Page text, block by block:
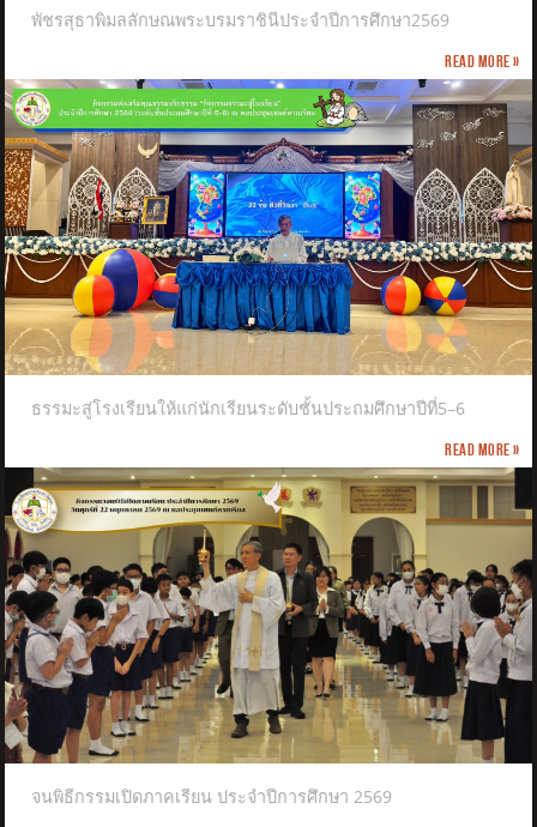
พัชรสุธาพิมลลักษณพระบรมราชินีประจำปีการศึกษา2569
Read more »
ธรรมะสู่โรงเรียนให้แก่นักเรียนระดับชั้นประถมศึกษาปีที่5–6
Read more »
จนพิธีกรรมเปิดภาคเรียน ประจำปีการศึกษา 2569